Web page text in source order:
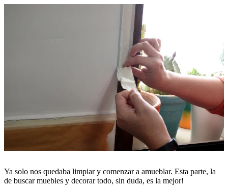
Ya solo nos quedaba limpiar y comenzar a amueblar. Esta parte, la
de buscar muebles y decorar todo, sin duda, es la mejor!